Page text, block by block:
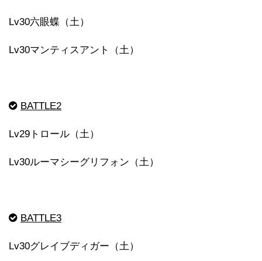
Lv30六眼蝶（土）
Lv30マンティスアント（土）
BATTLE2
Lv29トロール（土）
Lv30ルーマシーグリフォン（土）
BATTLE3
Lv30グレイブディガー（土）